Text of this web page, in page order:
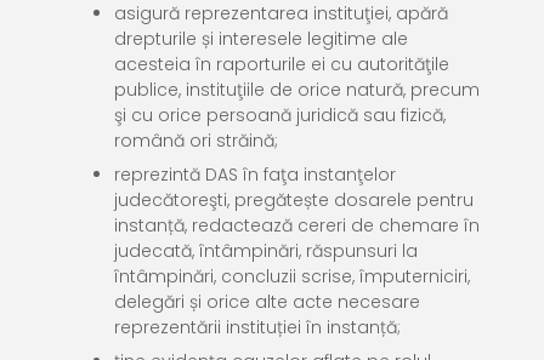
asigură reprezentarea instituţiei, apără
drepturile și interesele legitime ale
acesteia în raporturile ei cu autorităţile
publice, instituţiile de orice natură, precum
şi cu orice persoană juridică sau fizică,
română ori străină;
reprezintă DAS în faţa instanţelor
judecătoreşti, pregătește dosarele pentru
instanță, redactează cereri de chemare în
judecată, întâmpinări, răspunsuri la
întâmpinări, concluzii scrise, împuterniciri,
delegări și orice alte acte necesare
reprezentării instituției în instanță;